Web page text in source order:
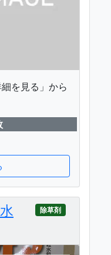
を見る」から
除草剤